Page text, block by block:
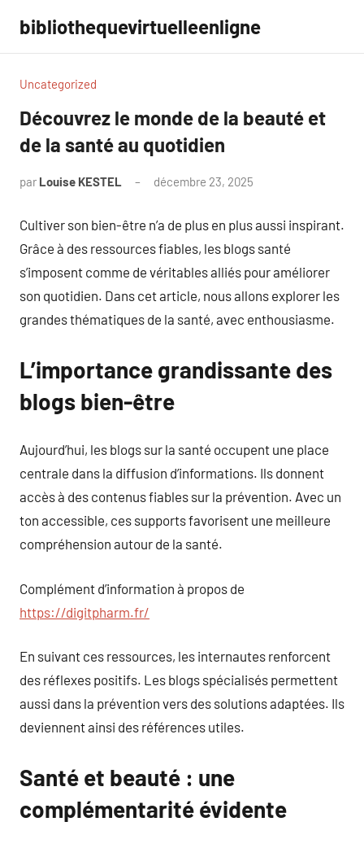
contenu
bibliothequevirtuelleenligne
Uncategorized
Découvrez le monde de la beauté et
de la santé au quotidien
par Louise KESTEL décembre 23, 2025
Cultiver son bien-être n’a de plus en plus aussi inspirant.
Grâce à des ressources fiables, les blogs santé
s’imposent comme de véritables alliés pour améliorer
son quotidien. Dans cet article, nous allons explorer les
grandes thématiques de la santé, avec enthousiasme.
L’importance grandissante des
blogs bien-être
Aujourd’hui, les blogs sur la santé occupent une place
centrale dans la diffusion d’informations. Ils donnent
accès à des contenus fiables sur la prévention. Avec un
ton accessible, ces supports favorisent une meilleure
compréhension autour de la santé.
Complément d’information à propos de
https://digitpharm.fr/
En suivant ces ressources, les internautes renforcent
des réflexes positifs. Les blogs spécialisés permettent
aussi dans la prévention vers des solutions adaptées. Ils
deviennent ainsi des références utiles.
Santé et beauté : une
complémentarité évidente